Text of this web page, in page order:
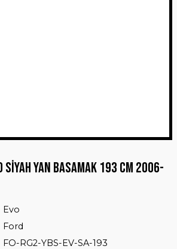
Yan Basamak 193 Cm 2006-
Evo
Ford
FO-RG2-YBS-EV-SA-193